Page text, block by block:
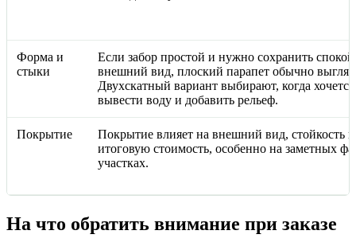
Форма и
стыки
Если забор простой и нужно сохранить
внешний вид, плоский парапет обычно
Двухскатный вариант выбирают, когда
вывести воду и добавить рельеф.
Покрытие
Покрытие влияет на внешний вид, стойкость
итоговую стоимость, особенно на заметных
участках.
На что обратить внимание при заказе